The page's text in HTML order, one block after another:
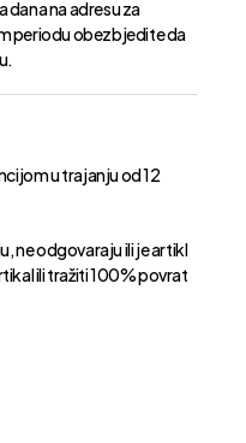
dana na adresu za
periodu obezbjedite da
u trajanju od 12
ne odgovaraju ili je artikl
ili tražiti 100% povrat